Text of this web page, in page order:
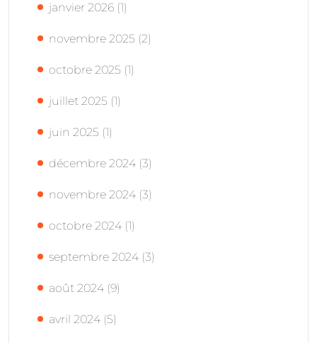
janvier 2026 (1)
novembre 2025 (2)
octobre 2025 (1)
juillet 2025 (1)
juin 2025 (1)
décembre 2024 (3)
novembre 2024 (3)
octobre 2024 (1)
septembre 2024 (3)
août 2024 (9)
avril 2024 (5)